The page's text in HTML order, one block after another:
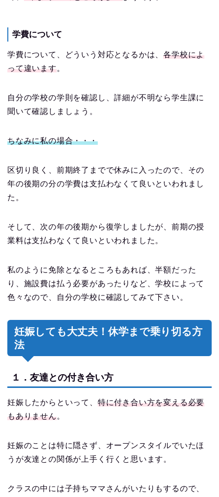
学費について
学費について、どういう対応となるかは、各学校によ
って違います。
自分の学校の学則を確認し、詳細が不明なら学生課に
聞いて確認しましょう。
ちなみに私の場合・・・
区切り良く、前期終了までで休みに入ったので、その
年の後期の分の学費は支払わなくて良いといわれまし
た。
そして、次の年の後期から復学しましたが、前期の授
業料は支払わなくて良いといわれました。
私のように免除となるところもあれば、半額だった
り、施設費は払う必要があったりなど、学校によって
色々なので、自分の学校に確認してみて下さい。
妊娠しても大丈夫！休学まで乗り切る方
法
１．友達との付き合い方
妊娠したからといって、 特に付き合い方を変える必要
もありません。
妊娠のことは特に隠さず、オープンスタイルでいたほ
うが友達との関係が上手く行くと思います。
クラスの中には子持ちママさんがいたりもするので、